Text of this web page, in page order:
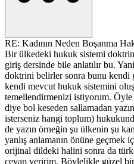
RE: Kadının Neden Boşanma
Bir ülkedeki hukuk sistemi
giriş dersinde bile anlatılır bu.
doktrini belirler sonra bunu kendi
kendi mevcut hukuk sistemini
temellendirmenizi istiyorum.
diye bol keseden sallamadan
isterseniz hangi toplum)
de yazın örneğin şu ülkenin şu
yanlış anlamanın önüne geçmek
orijinal dildeki halini sonra da
cevap veririm. Böylelikle güzel